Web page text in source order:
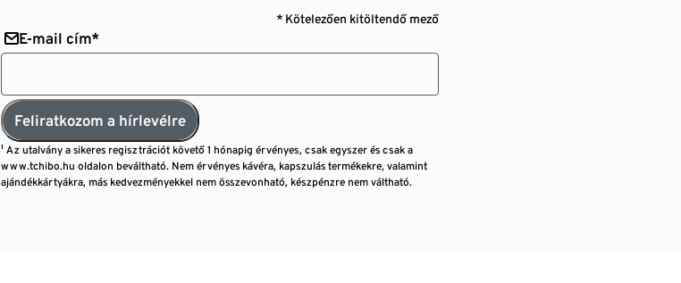
* Kötelezően kitöltendő mező
E-mail cím*
Feliratkozom a hírlevélre
¹ Az utalvány a sikeres regisztrációt követő 1 hónapig érvényes, csak egyszer és csak a
www.tchibo.hu oldalon beváltható. Nem érvényes kávéra, kapszulás termékekre, valamint
ajándékkártyákra, más kedvezményekkel nem összevonható, készpénzre nem váltható.